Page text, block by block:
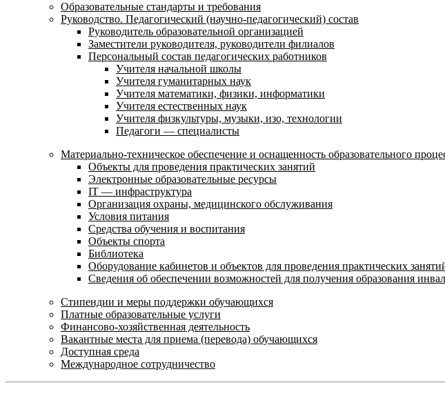
Образовательные стандарты и требования
Руководство. Педагогический (научно-педагогический) состав
Руководитель образовательной организацией
Заместители руководителя, руководители филиалов
Персональный состав педагогических работников
Учителя начальной школы
Учителя гуманитарных наук
Учителя математики, физики, информатики
Учителя естественных наук
Учителя физкультуры, музыки, изо, технологии
Педагоги — специалисты
Материально-техническое обеспечение и оснащенность образовательного
Объекты для проведения практических занятий
Электронные образовательные ресурсы
IT — инфраструктура
Организация охраны, медицинского обслуживания
Условия питания
Средства обучения и воспитания
Объекты спорта
Библиотека
Оборудование кабинетов и объектов для проведения практических
Сведения об обеспечении возможностей для получения образования
Стипендии и меры поддержки обучающихся
Платные образовательные услуги
Финансово-хозяйственная деятельность
Вакантные места для приема (перевода) обучающихся
Доступная среда
Международное сотрудничество